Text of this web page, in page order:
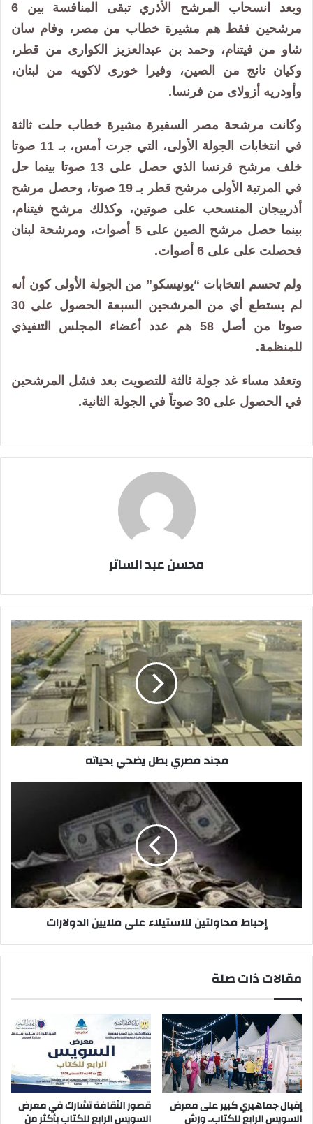
وبعد انسحاب المرشح الأذري تبقى المنافسة بين 6
مرشحين فقط هم مشيرة خطاب من مصر، وفام سان
شاو من فيتنام، وحمد بن عبدالعزيز الكوارى من قطر،
وكيان تانج من الصين، وفيرا خورى لاكويه من لبنان،
وأودريه أزولاى من فرنسا.
وكانت مرشحة مصر السفيرة مشيرة خطاب حلت ثالثة
في انتخابات الجولة الأولى، التي جرت أمس، بـ 11 صوتا
خلف مرشح فرنسا الذي حصل على 13 صوتا بينما حل
في المرتبة الأولى مرشح قطر بـ 19 صوتا، وحصل مرشح
أذربيجان المنسحب على صوتين، وكذلك مرشح فيتنام،
بينما حصل مرشح الصين على 5 أصوات، ومرشحة لبنان
فحصلت على على 6 أصوات.
ولم تحسم انتخابات “يونيسكو” من الجولة الأولى كون أنه
لم يستطع أي من المرشحين السبعة الحصول على 30
صوتا من أصل 58 هم عدد أعضاء المجلس التنفيذي
للمنظمة.
وتعقد مساء غد جولة ثالثة للتصويت بعد فشل المرشحين
في الحصول على 30 صوتاً في الجولة الثانية.
محسن عبد الساتر
مجند
مصري
بطل
يضحي
بحياته
مجند مصري بطل يضحي بحياته
إحباط محاولتين للاستيلاء على ملايين الدولارات
مقالات ذات صلة
إقبال جماهيري كبير على معرض
السويس الرابع للكتاب.. ورش
قصور الثقافة تشارك في معرض
السويس الرابع للكتاب بأكثر من